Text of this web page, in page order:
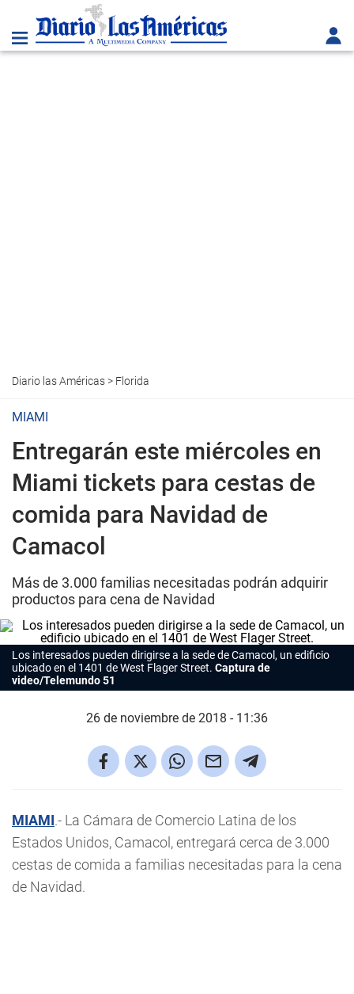
Diario las Américas> Florida
MIAMI
Entregarán este miércoles en
Miami tickets para cestas de
comida para Navidad de
Camacol
Más de 3.000 familias necesitadas podrán adquirir
productos para cena de Navidad
Los interesados pueden dirigirse a la sede de Camacol, un edificio
ubicado en el 1401 de West Flager Street. Captura de
video/Telemundo 51
26 de noviembre de 2018 - 11:36
MIAMI.- La Cámara de Comercio Latina de los
Estados Unidos, Camacol, entregará cerca de 3.000
cestas de comida a familias necesitadas para la cena
de Navidad.